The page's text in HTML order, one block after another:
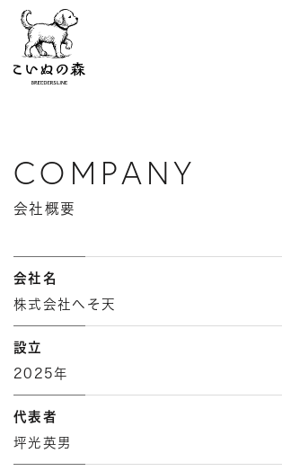
COMPANY
会社概要
会社名
株式会社へそ天
設立
2025年
代表者
坪光英男